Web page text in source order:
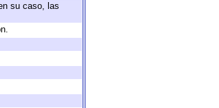
su caso, las